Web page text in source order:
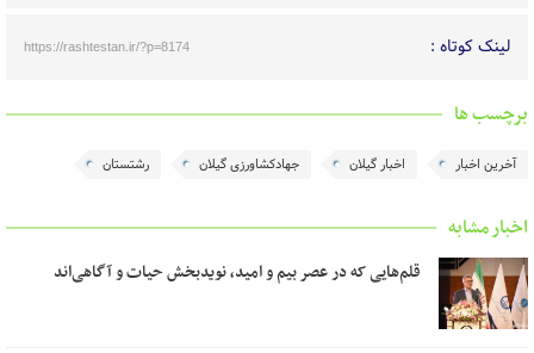
لینک کوتاه : https://rashtestan.ir/?p=8174
برچسب ها
آخرین اخبار اخبار گیلان جهادکشاورزی گیلان رشتستان
اخبار مشابه
قلم‌هایی که در عصر بیم و امید، نویدبخش حیات و آگاهی‌اند